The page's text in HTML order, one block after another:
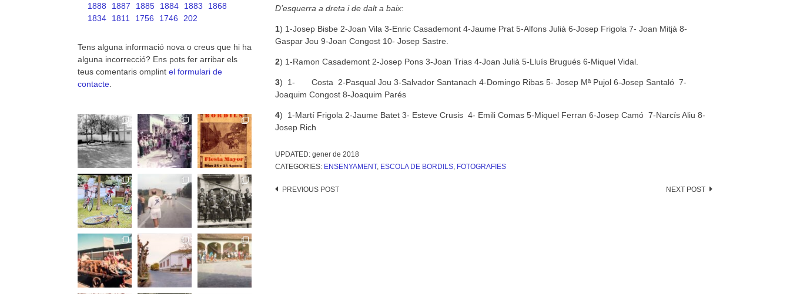
D’esquerra a dreta i de dalt a baix:
1) 1-Josep Bisbe 2-Joan Vila 3-Enric Casademont 4-Jaume Prat 5-Alfons Julià 6-Josep Frigola 7- Joan Mitjà 8-
Gaspar Jou 9-Joan Congost 10- Josep Sastre.
2) 1-Ramon Casademont 2-Josep Pons 3-Joan Trias 4-Joan Julià 5-Lluís Brugués 6-Miquel Vidal.
3) 1- Costa 2-Pasqual Jou 3-Salvador Santanach 4-Domingo Ribas 5- Josep Mª Pujol 6-Josep Santaló 7-
Joaquim Congost 8-Joaquim Parés
4) 1-Martí Frigola 2-Jaume Batet 3- Esteve Crusis 4- Emili Comas 5-Miquel Ferran 6-Josep Camó 7-Narcís Aliu 8-
Josep Rich
UPDATED: gener de 2018
CATEGORIES: ENSENYAMENT, ESCOLA DE BORDILS, FOTOGRAFIES
Post
PREVIOUS POST NEXT POST
1888
1887 1885 1884 1883
1868
1834
1811 1756 1746 202
Tens alguna informació nova o creus que hi ha
alguna incorrecció? Ens pots fer arribar els
teus comentaris omplint el formulari de
contacte